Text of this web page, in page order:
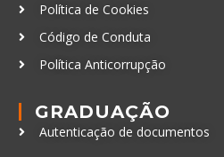
Política de Cookies
Código de Conduta
Política Anticorrupção
GRADUAÇÃO
Autenticação de documentos